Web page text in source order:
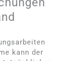
kann der